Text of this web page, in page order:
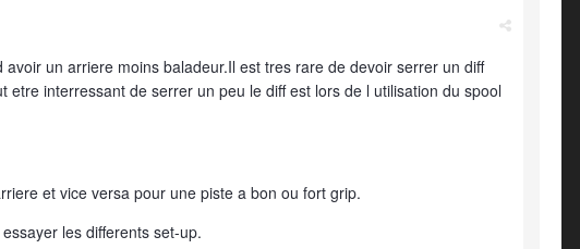
un arriere moins baladeur.Il est tres rare de devoir serrer un diff
interressant de serrer un peu le diff est lors de l utilisation du spool
et vice versa pour une piste a bon ou fort grip.
les differents set-up.